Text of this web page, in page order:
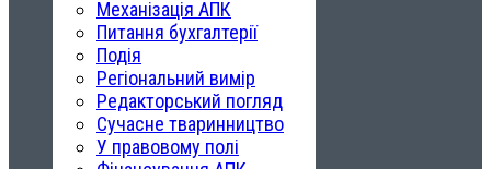
Механізація АПК
Питання бухгалтерії
Подія
Регіональний вимір
Редакторський погляд
Сучасне тваринництво
У правовому полі